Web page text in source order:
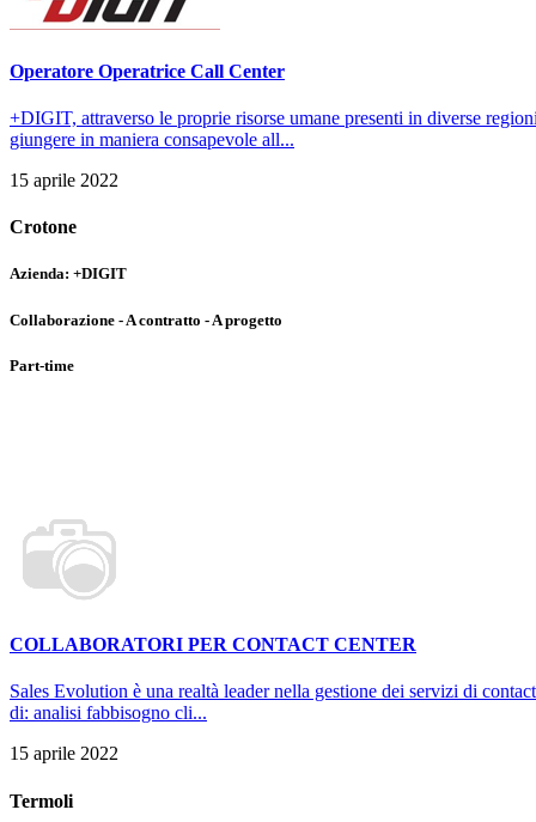
Operatore Operatrice Call Center
+DIGIT, attraverso le proprie risorse umane presenti in diverse
giungere in maniera consapevole all...
15 aprile 2022
Crotone
Azienda: +DIGIT
Collaborazione - A contratto - A progetto
Part-time
COLLABORATORI PER CONTACT CENTER
Sales Evolution è una realtà leader nella gestione dei servizi di
di: analisi fabbisogno cli...
15 aprile 2022
Termoli